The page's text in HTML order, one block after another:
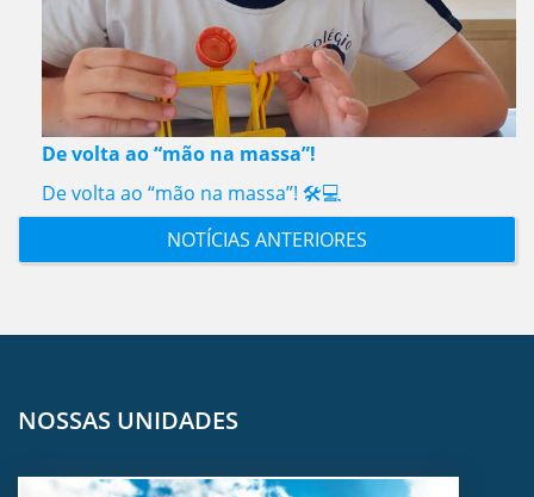
De volta ao “mão na massa”!
De volta ao “mão na massa”! 🛠️💻
NOTÍCIAS ANTERIORES
NOSSAS UNIDADES